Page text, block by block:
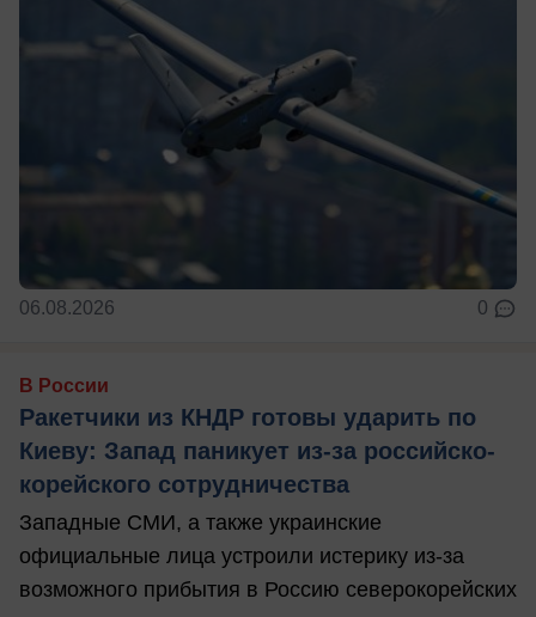
06.08.2026 0
В России
Ракетчики из КНДР готовы ударить по
Киеву: Запад паникует из-за российско-
корейского сотрудничества
Западные СМИ, а также украинские
официальные лица устроили истерику из-за
возможного прибытия в Россию северокорейских